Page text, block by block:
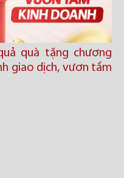
quà tặng chương
giao dịch, vươn tầm